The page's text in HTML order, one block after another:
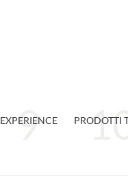
EXPERIENCE PRODOTTI